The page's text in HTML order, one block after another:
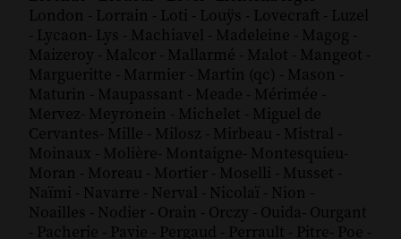
London - Lorrain - Loti - Louÿs - Lovecraft - Luzel
- Lycaon- Lys - Machiavel - Madeleine - Magog -
Maizeroy - Malcor - Mallarmé - Malot - Mangeot -
Margueritte - Marmier - Martin (qc) - Mason -
Maturin - Maupassant - Meade - Mérimée -
Mervez- Meyronein - Michelet - Miguel de
Cervantes- Mille - Milosz - Mirbeau - Mistral -
Moinaux - Molière- Montaigne- Montesquieu-
Moran - Moreau - Mortier - Moselli - Musset -
Naïmi - Navarre - Nerval - Nicolaï - Nion -
Noailles - Nodier - Orain - Orczy - Ouida- Ourgant
- Pacherie - Pavie - Pergaud - Perrault - Pitre- Poe -